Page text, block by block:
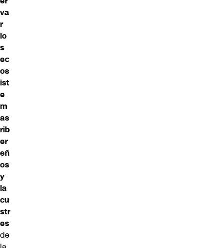
va
r
lo
s
ec
os
ist
e
m
as
rib
er
eñ
os
y
la
cu
str
es
de